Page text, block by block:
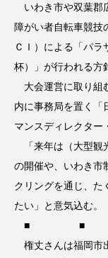
いわき市や双葉郡
障がい者自転車競技
ＣＩ）による「パ
杯）」が行われる方
大会運営に取り組
内に事務局を置く「
マンスディレクター
「来年は（大型観
の開催や、いわき市
クリングを通じ、た
たい」と意気込む。
■ ■
権丈さんは福岡市